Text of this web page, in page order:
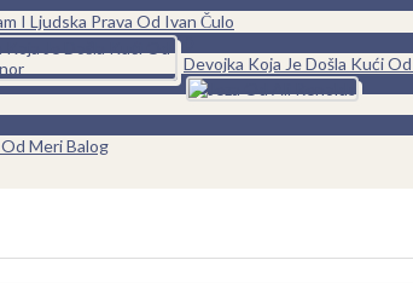
I Ljudska Prava Od Ivan Čulo
Devojka Koja Je Došla Kući
Meri Balog